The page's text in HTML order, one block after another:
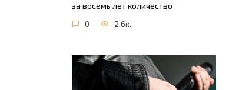
за восемь лет количество
0 2.6к.